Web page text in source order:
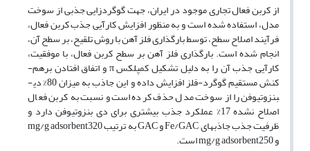
از کربن فعال تجاری موجود در ایران، جهت گوگردزایی جذبی از سوخت
مدل، استفاده شده ­است و به منظور افزایش کارآیی جذب کربن فعال،
فرآیند اصلاح سطح، توسط بارگذاری فلز آهن با روش تلقیح، بر سطح آن،
انجام شده ­است. بارگذاری فلز آهن بر سطح کربن فعال، با موفقیت،
کارآیی جذب آن را به دلیل تشکیل کمپلکس π و اتفاق افتادن برهم­
کنش مستقیم گوگرد-فلز افزایش داده و این جاذب به میزان 80% دی­
بنزوتیوفن را از سوخت مدل حذف کرده است و نسبت به کربن فعال
اصلاح نشده 17% عملکرد جذب بیشتری برای دی­ بنزوتیوفن دارد و
ظرفیت جذب جاذب­های Fe/GAC و GAC به ترتیب mg/g adsorbent320
و mg/g adsorbent250 است.